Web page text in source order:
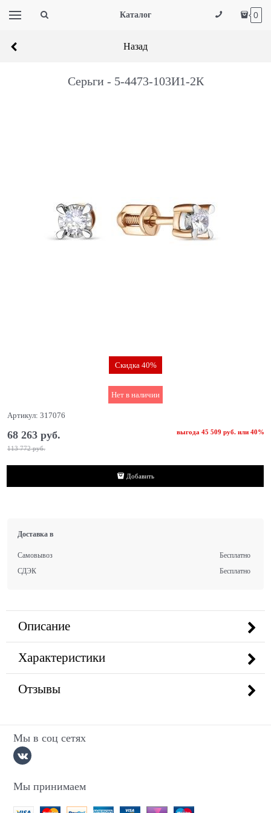
Каталог 0
Назад
Серьги - 5-4473-103И1-2К
Скидка 40%
Нет в наличии
Артикул: 317076
113 772 руб.
68 263 руб. выгода 45 509 руб.или 40%
Добавить
Доставка в
Самовывоз
Бесплатно
СДЭК
Бесплатно
Описание
Характеристики
Отзывы
Мы в соц сетях
Мы принимаем